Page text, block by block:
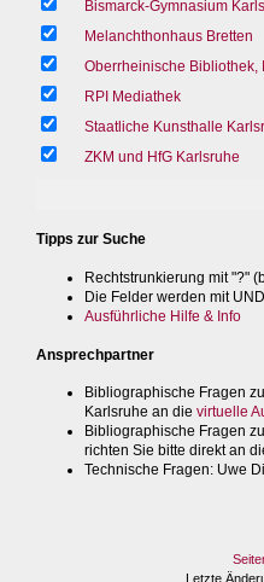
Bismarck-Gymnasium
Melanchthonhaus Bretten
Oberrheinische Bibliothek,
RPI Mediathek
Staatliche Kunsthalle
ZKM und HfG Karlsruhe
Tipps zur Suche
Rechtstrunkierung mit "?"
Die Felder werden mit
Ausführliche Hilfe & Info
Ansprechpartner
Bibliographische Fragen
Karlsruhe an die virtuelle
Bibliographische Fragen
richten Sie bitte direkt an
Technische Fragen: Uwe
Letzte